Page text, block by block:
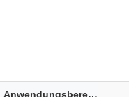
Anwendungsbereich